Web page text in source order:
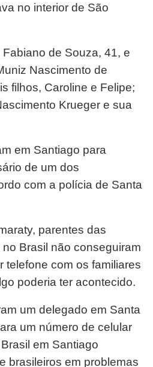
no interior de São
de Souza, 41, e
Nascimento de
filhos, Caroline e Felipe;
Krueger e sua
em Santiago para
de um dos
com a polícia de Santa
parentes das
Brasil não conseguiram
telefone com os familiares
poderia ter acontecido.
um delegado em Santa
um número de celular
em Santiago
brasileiros em problemas